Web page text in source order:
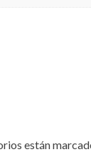
están